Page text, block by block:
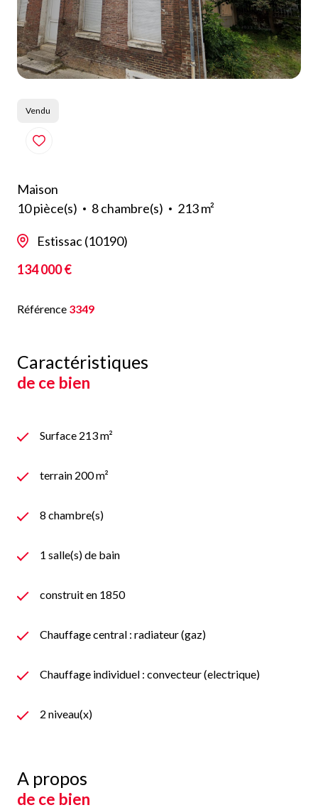
Vendu
Maison
10 pièce(s)
8 chambre(s) 213 m²
Estissac (10190)
134 000 €
Référence 3349
Caractéristiques
de ce bien
Surface 213 m²
terrain 200 m²
8 chambre(s)
1 salle(s) de bain
construit en 1850
Chauffage central : radiateur (gaz)
Chauffage individuel : convecteur (electrique)
2 niveau(x)
A propos
de ce bien